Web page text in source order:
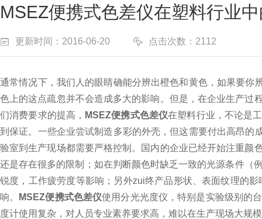
MSEZ便携式色差仪在塑料行业
更新时间：2016-06-20 点击次数：2112
通常情况下，我们人的眼睛确能分辨出橙色和黄色，如果要
色上的这点疏忽并不会造成多大的影响。但是，在企业生产过
们消费要求的提高， MSEZ便携式色差仪在塑料行业，不论是
到保证。一些企业尝试制造多彩的外壳，但这需要付出高昂
验室到生产现场都需要严格控制。国内的企业已经开始注重颜
还是存在很多的限制；如在判断颜色时缺乏一致的光源条件（
锐度，工作疲劳度等影响；另外zui终产品形状、表面纹理的
响。
MSEZ便携式色差仪使用分光光度仪，特别是实验级别的
度计使用复杂，对人员专业素养要求高，难以在生产现场大规